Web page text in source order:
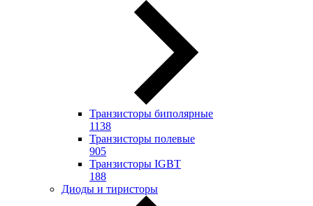
Транзисторы биполярные
1138
Транзисторы полевые
905
Транзисторы IGBT
188
Диоды и тиристоры